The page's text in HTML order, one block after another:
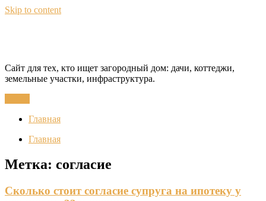
Skip to content
Сайт для тех, кто ищет загородный дом: дачи, коттеджи,
земельные участки, инфраструктура.
Главная
Главная
Метка: согласие
Сколько стоит согласие супруга на ипотеку у